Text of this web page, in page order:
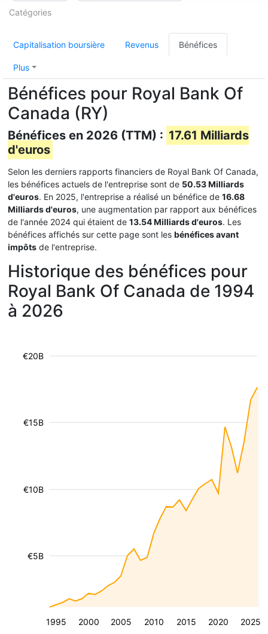
Catégories
Capitalisation boursière Revenus Bénéfices
Plus
Bénéfices pour Royal Bank Of
Canada (RY)
Bénéfices en 2026 (TTM) : 17.61 Milliards
d'euros
Selon les derniers rapports financiers de Royal Bank Of Canada,
les bénéfices actuels de l'entreprise sont de 50.53 Milliards
d'euros. En 2025, l'entreprise a réalisé un bénéfice de 16.68
Milliards d'euros, une augmentation par rapport aux bénéfices
de l'année 2024 qui étaient de 13.54 Milliards d'euros. Les
bénéfices affichés sur cette page sont les bénéfices avant
impôts de l'entreprise.
Historique des bénéfices pour
Royal Bank Of Canada de 1994
à 2026
1995 2000 2005 2010 2015 2020 2025
€5B
€10B
€15B
€20B